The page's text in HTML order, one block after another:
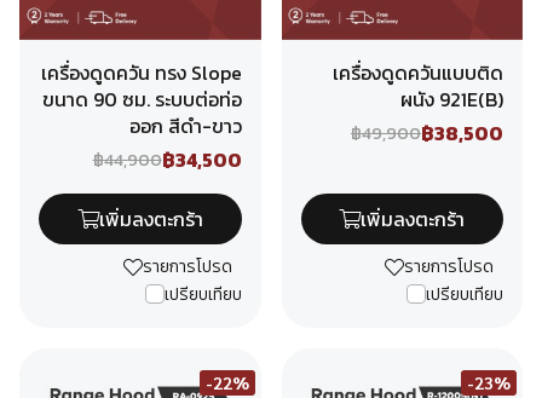
เครื่องดูดควัน ทรง Slope
ขนาด 90 ซม. ระบบต่อท่อ
ออก สีดำ-ขาว
฿44,900฿34,500
เพิ่มลงตะกร้า
รายการโปรด
เปรียบเทียบ
เครื่องดูดควันแบบติด
ผนัง 921E(B)
฿49,900฿38,500
เพิ่มลงตะกร้า
รายการโปรด
เปรียบเทียบ
-22% -23%